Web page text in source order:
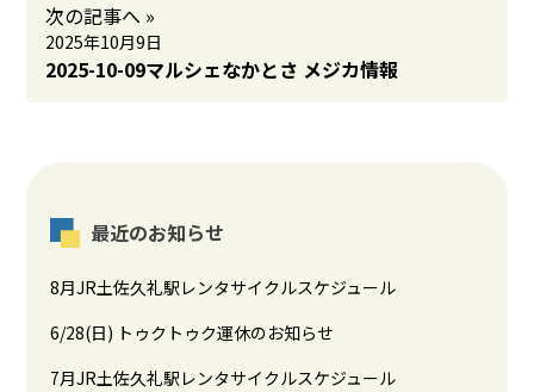
次の記事へ »
2025年10月9日
2025-10-09マルシェなかとさ メジカ情報
最近のお知らせ
8月JR土佐久礼駅レンタサイクルスケジュール
6/28(日) トゥクトゥク運休のお知らせ
7月JR土佐久礼駅レンタサイクルスケジュール